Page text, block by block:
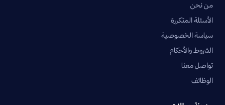
من نحن
الأسئلة المتكررة
سياسة الخصوصية
الشروط والأحكام
تواصل معنا
الوظائف